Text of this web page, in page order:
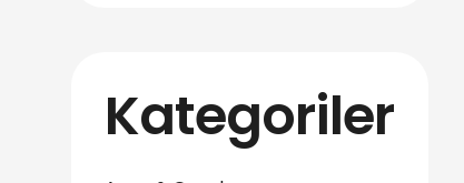
Kategoriler